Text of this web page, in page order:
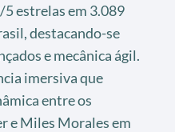
estrelas em 3.089
destacando-se
e mecânica ágil.
imersiva que
entre os
e Miles Morales em